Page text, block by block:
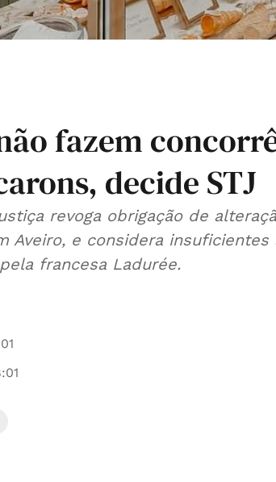
fazem
decide STJ
revoga obrigação de
Aveiro, e considera insuficientes
francesa Ladurée.